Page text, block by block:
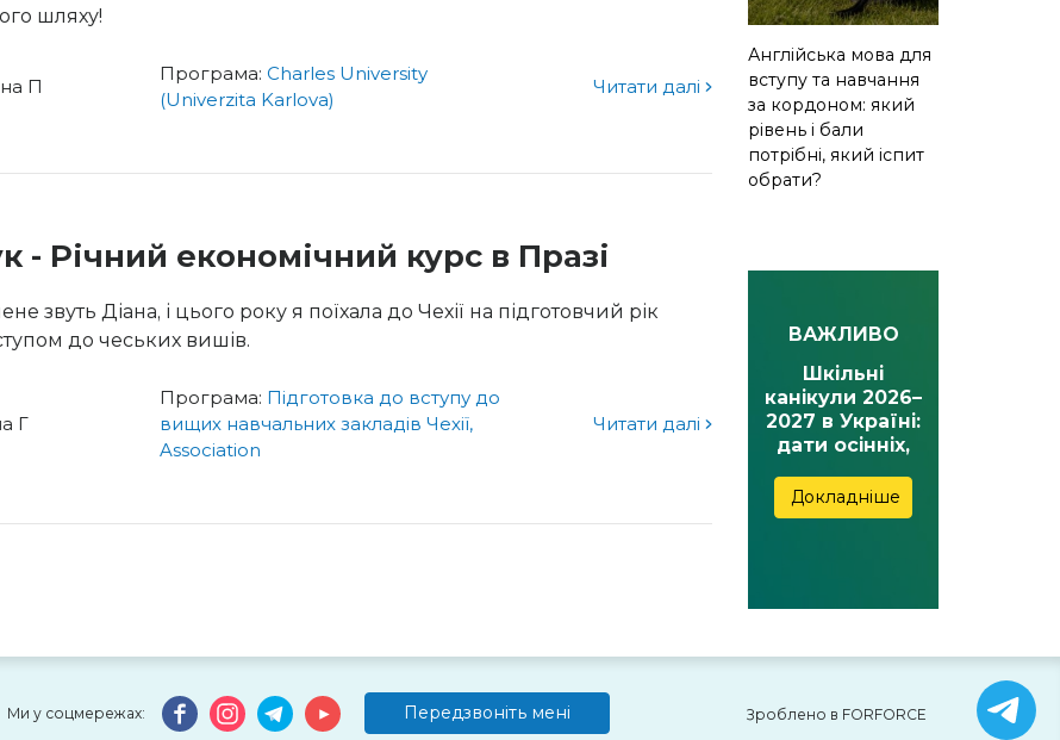
шляху!
Читати далі
П
Програма: Charles University
(Univerzita Karlova)
- Річний економічний курс в Празі
звуть Діана, і цього року я поїхала до Чехії на підготовчий рік
до чеських вишів.
Читати далі
Г
Програма: Підготовка до вступу до
вищих навчальних закладів Чехії,
Association
Англійська мова для
вступу та навчання
за кордоном: який
рівень і бали
потрібні, який іспит
обрати?
ВАЖЛИВО
Шкільні
канікули 2026–
2027 в Україні:
дати осінніх,
весняних та
літніх канікул
Докладніше
Передзвоніть мені
Ми у соцмережах: Зроблено в FORFORCE